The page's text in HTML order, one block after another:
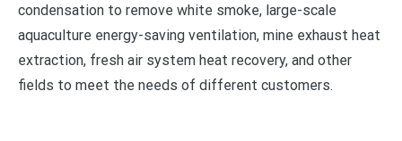
condensation to remove white smoke, large-scale
aquaculture energy-saving ventilation, mine exhaust heat
extraction, fresh air system heat recovery, and other
fields to meet the needs of different customers.